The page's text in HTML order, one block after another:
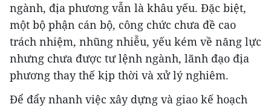
ngành, địa phương vẫn là khâu yếu. Đặc biệt,
một bộ phận cán bộ, công chức chưa đề cao
trách nhiệm, nhũng nhiễu, yếu kém về năng lực
nhưng chưa được tư lệnh ngành, lãnh đạo địa
phương thay thế kịp thời và xử lý nghiêm.
Để đẩy nhanh việc xây dựng và giao kế hoạch